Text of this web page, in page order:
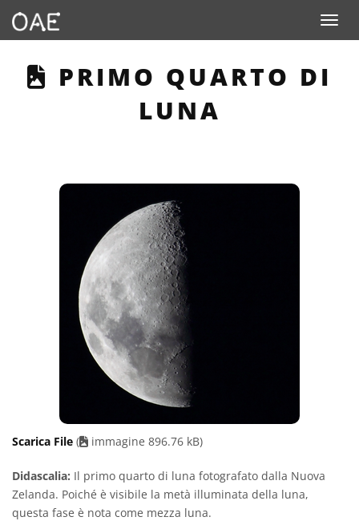
Toggle
THIS PAGE
PRIMO QUARTO DI
LUNA
Scarica File ( immagine 896.76 kB)
Didascalia: Il primo quarto di luna fotografato dalla Nuova
Zelanda. Poiché è visibile la metà illuminata della luna,
questa fase è nota come mezza luna.